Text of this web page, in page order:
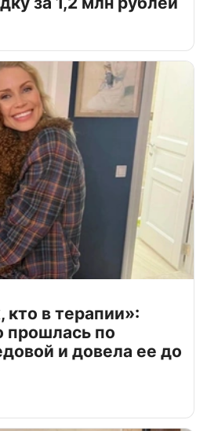
кто в терапии»:
прошлась по
и довела ее до